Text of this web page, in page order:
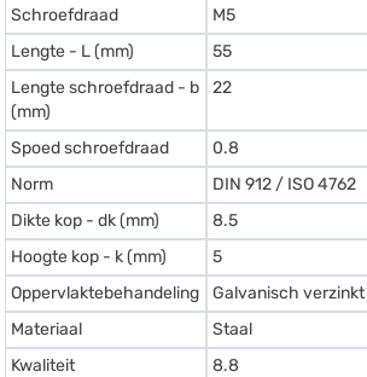
Schroefdraad
M5
Lengte - L (mm)
55
Lengte schroefdraad - b
(mm)
22
Spoed schroefdraad
0.8
Norm
DIN 912 / ISO 4762
Dikte kop - dk (mm)
8.5
Hoogte kop - k (mm)
5
Oppervlaktebehandeling
Galvanisch verzinkt
Materiaal
Staal
Kwaliteit
8.8